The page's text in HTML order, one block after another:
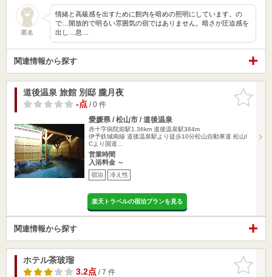
匿名
情緒と高級感を出すために館内を暗めの照明にしています。の
で…開放的で明るい雰囲気の宿ではありません。暗さが圧迫感を
出し…息…
関連情報から探す
お気に入
りに追加
道後温泉 旅館 別邸 朧月夜
-点/ 0 件
愛媛県 / 松山市 / 道後温泉
赤十字病院前駅1.36km 道後温泉駅384m
伊予鉄城南線 道後温泉駅より徒歩10分松山自動車道 松山I
Cより国道…
営業時間
入浴料金 ～
宿泊 冷え性
楽天トラベルの宿泊プランを見る
関連情報から探す
お気に入
りに追加
ホテル茶玻瑠
3.2点/ 7 件